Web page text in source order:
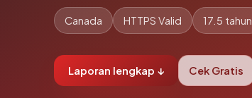
Canada HTTPS Valid 17.5 tahun
Laporan lengkap ↓ Cek Gratis